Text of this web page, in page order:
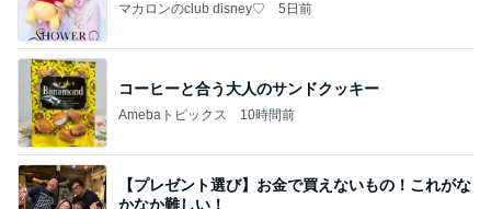
マカロンのclub disney♡ 5日前
コーヒーと合う大人のサンドクッキー
Amebaトピックス 10時間前
【プレゼント選び】お金で買えないもの！これがな
かなか難しい！